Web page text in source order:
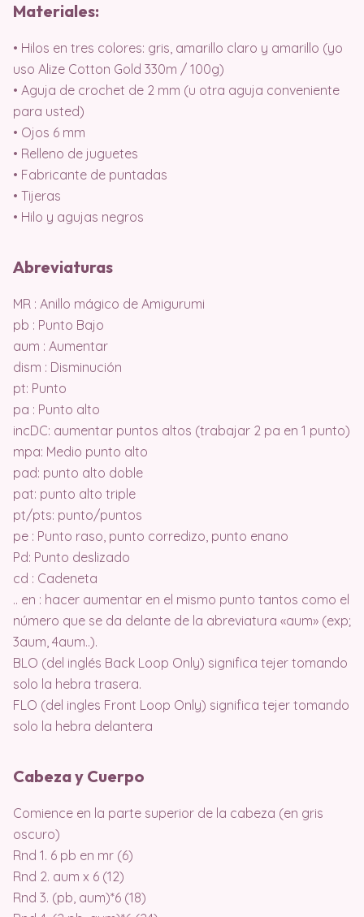
Materiales:
• Hilos en tres colores: gris, amarillo claro y amarillo (yo
uso Alize Cotton Gold 330m / 100g)
• Aguja de crochet de 2 mm (u otra aguja conveniente
para usted)
• Ojos 6 mm
• Relleno de juguetes
• Fabricante de puntadas
• Tijeras
• Hilo y agujas negros
Abreviaturas
MR : Anillo mágico de Amigurumi
pb : Punto Bajo
aum : Aumentar
dism : Disminución
pt: Punto
pa : Punto alto
incDC: aumentar puntos altos (trabajar 2 pa en 1 punto)
mpa: Medio punto alto
pad: punto alto doble
pat: punto alto triple
pt/pts: punto/puntos
pe : Punto raso, punto corredizo, punto enano
Pd: Punto deslizado
cd : Cadeneta
.. en : hacer aumentar en el mismo punto tantos como el
número que se da delante de la abreviatura «aum» (exp;
3aum, 4aum..).
BLO (del inglés Back Loop Only) significa tejer tomando
solo la hebra trasera.
FLO (del ingles Front Loop Only) significa tejer tomando
solo la hebra delantera
Cabeza y Cuerpo
Comience en la parte superior de la cabeza (en gris
oscuro)
Rnd 1. 6 pb en mr (6)
Rnd 2. aum x 6 (12)
Rnd 3. (pb, aum)*6 (18)